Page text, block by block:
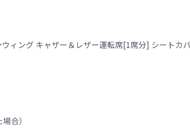
ィング キャザー＆レザー運転席[1席分] シートカ
合）